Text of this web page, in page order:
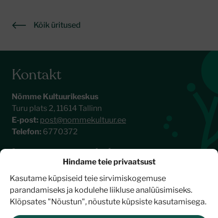
Hindame teie privaatsust
Kasutame küpsiseid teie sirvimiskogemuse
parandamiseks ja kodulehe liikluse analüüsimiseks.
Klõpsates "Nõustun", nõustute küpsiste kasutamisega.
Kõik üritused
Kontakt
Nõmme Kultuurikeskus
Turu plats 2, 11614 Tallinn
E-post: post@nommekultuur.ee
Telefon: 6770372
Liitu meie uudiskirjaga